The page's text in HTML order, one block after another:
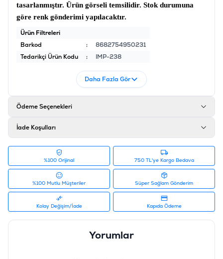
tasarlanmıştır. Ürün görseli temsilidir. Stok durumuna
göre renk gönderimi yapılacaktır.
Ürün Filtreleri
Barkod
:
8682754950231
Tedarikçi Ürün Kodu
: IMP-238
Daha Fazla Gör
Ödeme Seçenekleri
İade Koşulları
%100 Orijinal 750 TL'ye Kargo Bedava
%100 Mutlu Müşteriler Süper Sağlam Gönderim
Kolay Değişim/İade Kapıda Ödeme
Yorumlar